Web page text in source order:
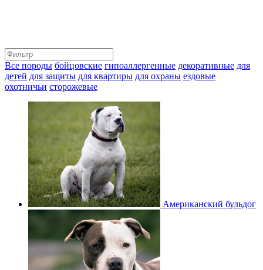
Все породы бойцовские гипоаллергенные декоративные для
детей для защиты для квартиры для охраны ездовые
охотничьи сторожевые
Американский бульдог